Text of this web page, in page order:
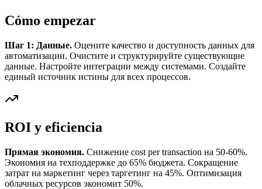
Cómo empezar
Шаг 1: Данные. Оцените качество и доступность данных для
автоматизации. Очистите и структурируйте существующие
данные. Настройте интеграции между системами. Создайте
единый источник истины для всех процессов.
ROI y eficiencia
Прямая экономия. Снижение cost per transaction на 50-60%.
Экономия на техподдержке до 65% бюджета. Сокращение
затрат на маркетинг через таргетинг на 45%. Оптимизация
облачных ресурсов экономит 50%.